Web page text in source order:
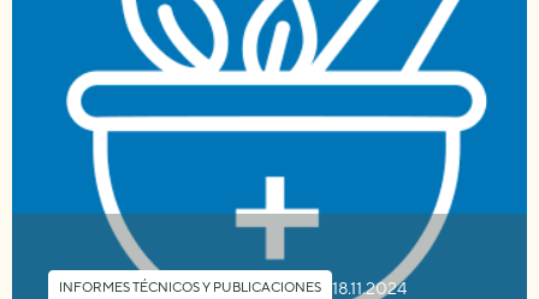
INFORMES TÉCNICOS Y PUBLICACIONES 18.11.2024